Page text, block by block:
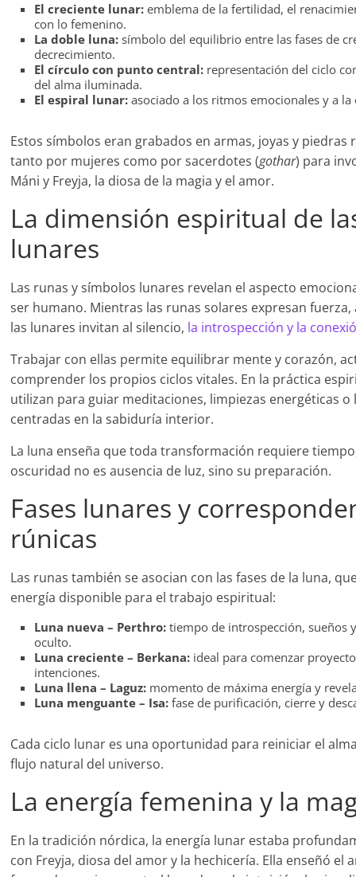
El creciente lunar: emblema de la fertilidad, el
con lo femenino.
La doble luna: símbolo del equilibrio entre las fases de
decrecimiento.
El círculo con punto central: representación del ciclo
del alma iluminada.
El espiral lunar: asociado a los ritmos emocionales y a
Estos símbolos eran grabados en armas, joyas y piedras
tanto por mujeres como por sacerdotes (gothar) para
Máni y Freyja, la diosa de la magia y el amor.
La dimensión espiritual de
lunares
Las runas y símbolos lunares revelan el aspecto
ser humano. Mientras las runas solares expresan fuerza,
las lunares invitan al silencio, la introspección y la
Trabajar con ellas permite equilibrar mente y corazón,
comprender los propios ciclos vitales. En la práctica
utilizan para guiar meditaciones, limpiezas energéticas
centradas en la sabiduría interior.
La luna enseña que toda transformación requiere
oscuridad no es ausencia de luz, sino su preparación.
Fases lunares y
rúnicas
Las runas también se asocian con las fases de la luna,
energía disponible para el trabajo espiritual:
Luna nueva – Perthro: tiempo de introspección, sueños
oculto.
Luna creciente – Berkana: ideal para comenzar
intenciones.
Luna llena – Laguz: momento de máxima energía y
Luna menguante – Isa: fase de purificación, cierre y
Cada ciclo lunar es una oportunidad para reiniciar el
flujo natural del universo.
La energía femenina y la
En la tradición nórdica, la energía lunar estaba
con Freyja, diosa del amor y la hechicería. Ella enseñó el